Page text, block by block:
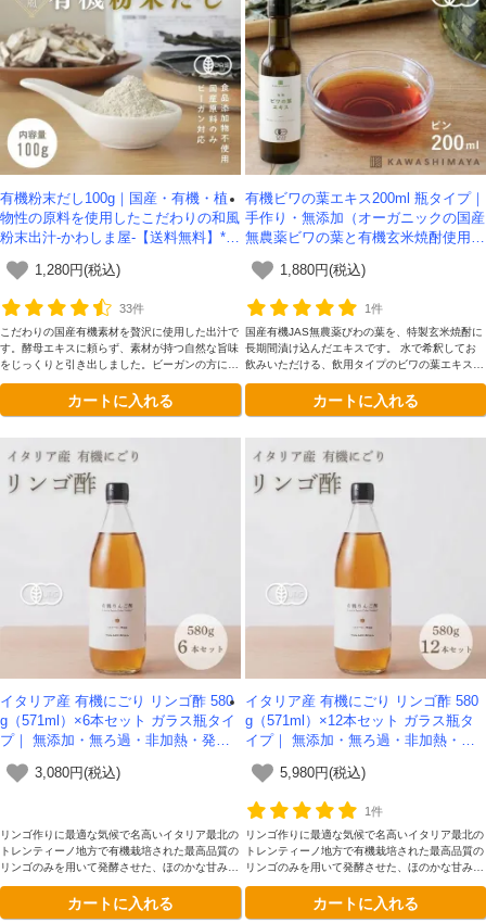
有機粉末だし100g｜国産・有機・植
物性の原料を使用したこだわりの和風
粉末出汁-かわしま屋-【送料無料】*メ
ール便での発送*
1,280円(税込)
33件
こだわりの国産有機素材を贅沢に使用した出汁で
す。酵母エキスに頼らず、素材が持つ自然な旨味
をじっくりと引き出しました。ビーガンの方にも
おすすめ。毎日の食卓をやさしく支える、体に嬉
しい一品です。
カートに入れる
有機ビワの葉エキス200ml 瓶タイプ｜
手作り・無添加（オーガニックの国産
無農薬ビワの葉と有機玄米焼酎使用の
びわの葉エキス）-かわしま屋-
1,880円(税込)
1件
国産有機JAS無農薬びわの葉を、特製玄米焼酎に
長期間漬け込んだエキスです。 水で希釈してお
飲みいただける、飲用タイプのビワの葉エキスで
カートに入れる
イタリア産 有機にごり リンゴ酢 580
g（571ml）×6本セット ガラス瓶タイ
プ｜ 無添加・無ろ過・非加熱・発酵
助剤不使用のアップルサイダービネガ
ー -かわしま屋-
3,080円(税込)
リンゴ作りに最適な気候で名高いイタリア最北の
トレンティーノ地方で有機栽培された最高品質の
リンゴのみを用いて発酵させた、ほのかな甘みと
ていない、本物のリンゴ酢をガラス瓶容器にてお
楽しみください。
カートに入れる
イタリア産 有機にごり リンゴ酢 580
g（571ml）×12本セット ガラス瓶タ
イプ｜ 無添加・無ろ過・非加熱・発
酵助剤不使用のアップルサイダービネ
ガー -かわしま屋-
5,980円(税込)
1件
リンゴ作りに最適な気候で名高いイタリア最北の
トレンティーノ地方で有機栽培された最高品質の
リンゴのみを用いて発酵させた、ほのかな甘みと
ていない、本物のリンゴ酢をガラス瓶容器にてお
楽しみください。
カートに入れる